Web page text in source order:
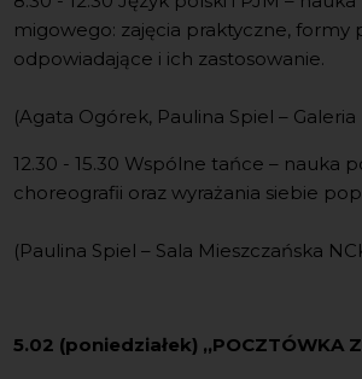
migowego: zajęcia praktyczne, formy
odpowiadające i ich zastosowanie.
(Agata Ogórek, Paulina Spiel – Galeria
12.30 - 15.30 Wspólne tańce – nauka
choreografii oraz wyrażania siebie
(Paulina Spiel – Sala Mieszczańska
5.02 (poniedziałek) ,,POCZTÓWKA